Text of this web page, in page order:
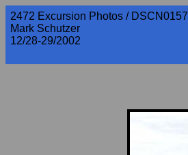
2472 Excursion Photos / DSCN0157
Mark Schutzer
12/28-29/2002